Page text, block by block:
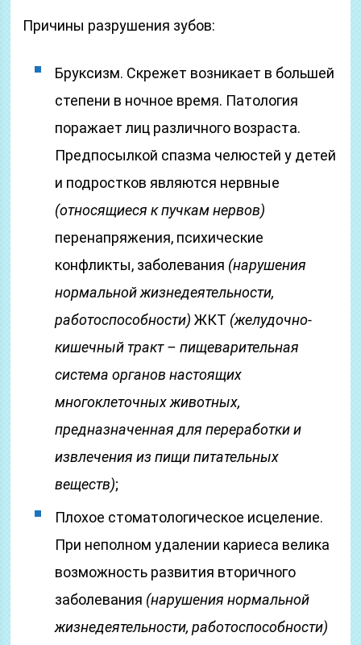
Причины разрушения зубов:
Бруксизм. Скрежет возникает в большей
степени в ночное время. Патология
поражает лиц различного возраста.
Предпосылкой спазма челюстей у детей
и подростков являются нервные
(относящиеся к пучкам нервов)
перенапряжения, психические
конфликты, заболевания (нарушения
нормальной жизнедеятельности,
работоспособности) ЖКТ (желудочно-
кишечный тракт – пищеварительная
система органов настоящих
многоклеточных животных,
предназначенная для переработки и
извлечения из пищи питательных
веществ);
Плохое стоматологическое исцеление.
При неполном удалении кариеса велика
возможность развития вторичного
заболевания (нарушения нормальной
жизнедеятельности, работоспособности)